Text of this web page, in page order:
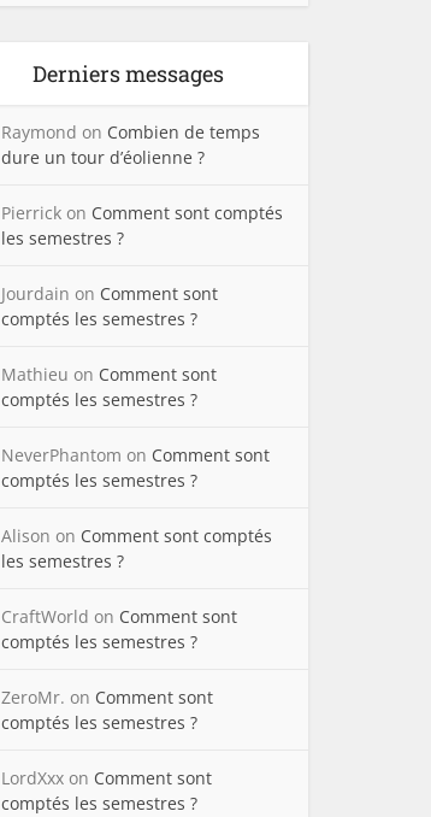
Derniers messages
Raymond on Combien de temps
dure un tour d’éolienne ?
Pierrick on Comment sont comptés
les semestres ?
Jourdain on Comment sont
comptés les semestres ?
Mathieu on Comment sont
comptés les semestres ?
NeverPhantom on Comment sont
comptés les semestres ?
Alison on Comment sont comptés
les semestres ?
CraftWorld on Comment sont
comptés les semestres ?
ZeroMr. on Comment sont
comptés les semestres ?
LordXxx on Comment sont
comptés les semestres ?